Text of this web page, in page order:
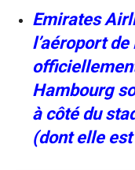
Emirates
l’aéroport
Hambourg
à côté du
(dont elle